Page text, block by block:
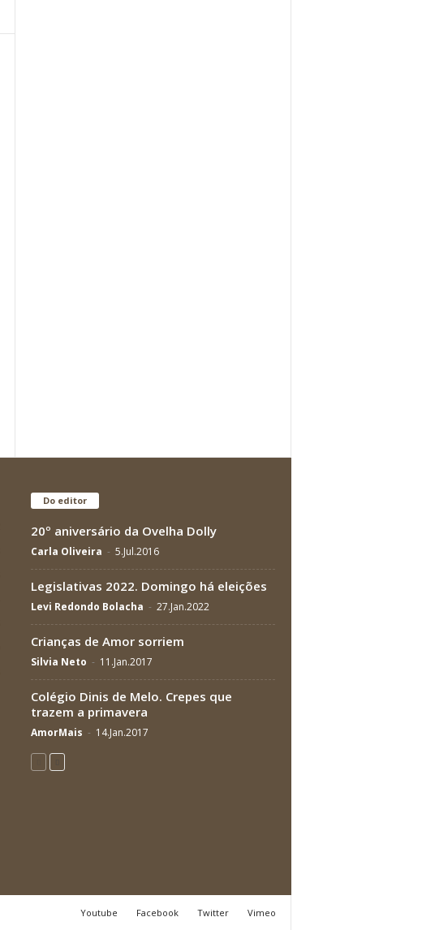
Do editor
20º aniversário da Ovelha Dolly
Carla Oliveira - 5.Jul.2016
Legislativas 2022. Domingo há eleições
Levi Redondo Bolacha - 27.Jan.2022
Crianças de Amor sorriem
Silvia Neto - 11.Jan.2017
Colégio Dinis de Melo. Crepes que
trazem a primavera
AmorMais - 14.Jan.2017
Youtube Facebook Twitter Vimeo